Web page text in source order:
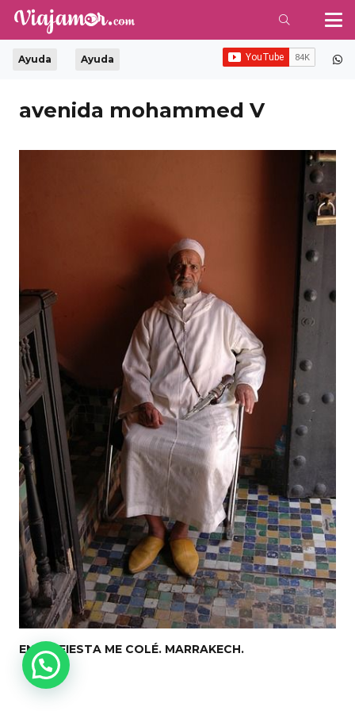
Ayuda Ayuda
avenida mohammed V
EN TU FIESTA ME COLÉ. MARRAKECH.